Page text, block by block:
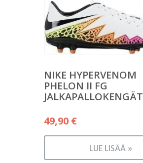
NIKE HYPERVENOM
PHELON II FG
JALKAPALLOKENGÄT
49,90 €
LUE LISÄÄ »